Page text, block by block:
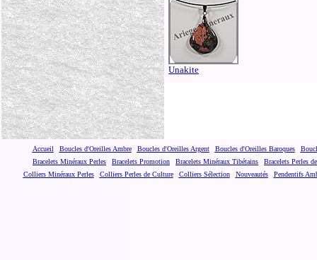
Unakite
Accueil Boucles d'Oreilles Ambre Boucles d'Oreilles Argent Boucles d'Oreilles Baroques
Bracelets Minéraux Perles
Bracelets Promotion Bracelets Minéraux Tibétains
Bracelets Perles
Colliers Minéraux Perles
Colliers Perles de Culture Colliers Sélection Nouveautés Pendentifs